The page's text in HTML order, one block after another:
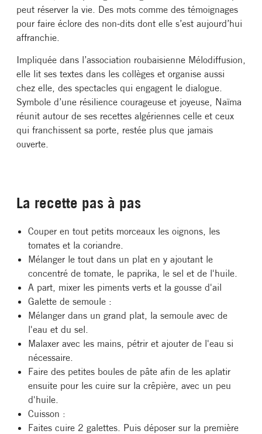
peut réserver la vie. Des mots comme des témoignages
pour faire éclore des non-dits dont elle s’est aujourd’hui
affranchie.
Impliquée dans l’association roubaisienne Mélodiffusion,
elle lit ses textes dans les collèges et organise aussi
chez elle, des spectacles qui engagent le dialogue.
Symbole d’une résilience courageuse et joyeuse, Naïma
réunit autour de ses recettes algériennes celle et ceux
qui franchissent sa porte, restée plus que jamais
ouverte.
La recette pas à pas
Couper en tout petits morceaux les oignons, les
tomates et la coriandre.
Mélanger le tout dans un plat en y ajoutant le
concentré de tomate, le paprika, le sel et de l'huile.
A part, mixer les piments verts et la gousse d'ail
Galette de semoule :
Mélanger dans un grand plat, la semoule avec de
l'eau et du sel.
Malaxer avec les mains, pétrir et ajouter de l'eau si
nécessaire.
Faire des petites boules de pâte afin de les aplatir
ensuite pour les cuire sur la crêpière, avec un peu
d'huile.
Cuisson :
Faites cuire 2 galettes. Puis déposer sur la première